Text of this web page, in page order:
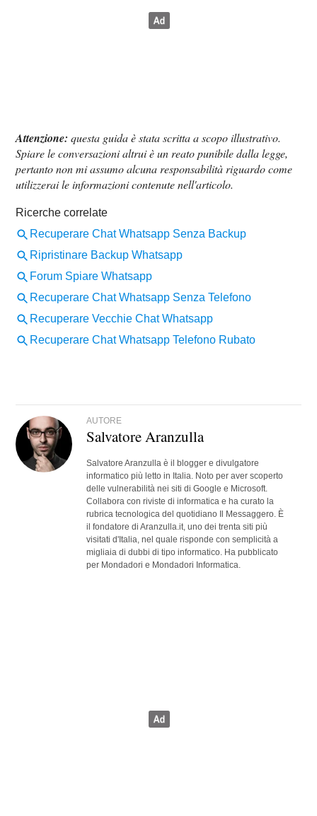
Attenzione: questa guida è stata scritta a scopo illustrativo.
Spiare le conversazioni altrui è un reato punibile dalla legge,
pertanto non mi assumo alcuna responsabilità riguardo come
utilizzerai le informazioni contenute nell'articolo.
AUTORE
Salvatore Aranzulla
Salvatore Aranzulla è il blogger e divulgatore
informatico più letto in Italia. Noto per aver scoperto
delle vulnerabilità nei siti di Google e Microsoft.
Collabora con riviste di informatica e ha curato la
rubrica tecnologica del quotidiano Il Messaggero. È
il fondatore di Aranzulla.it, uno dei trenta siti più
visitati d'Italia, nel quale risponde con semplicità a
migliaia di dubbi di tipo informatico. Ha pubblicato
per Mondadori e Mondadori Informatica.